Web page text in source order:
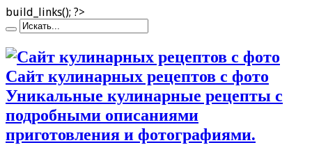
build_links(); ?>
Сайт кулинарных рецептов с фото
Уникальные кулинарные рецепты с
подробными описаниями
приготовления и фотографиями.